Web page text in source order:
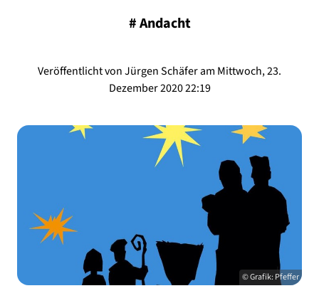
#Andacht
Veröffentlicht von Jürgen Schäfer am Mittwoch, 23.
Dezember 2020 22:19
© Grafik: Pfeffer